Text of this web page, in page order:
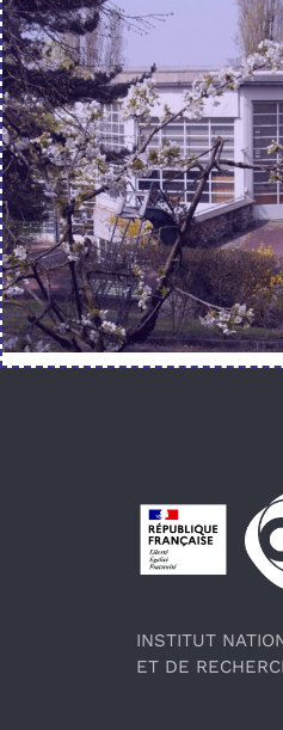
Pied de
INSTITUT
ET DE